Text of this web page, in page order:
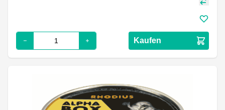
Kaufen